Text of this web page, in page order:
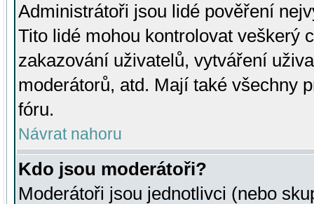
Administrátoři jsou lidé pověření
Tito lidé mohou kontrolovat veškerý
zakazování uživatelů, vytváření
moderátorů, atd. Mají také všechny
fóru.
Návrat nahoru
Kdo jsou moderátoři?
Moderátoři jsou jednotlivci (nebo